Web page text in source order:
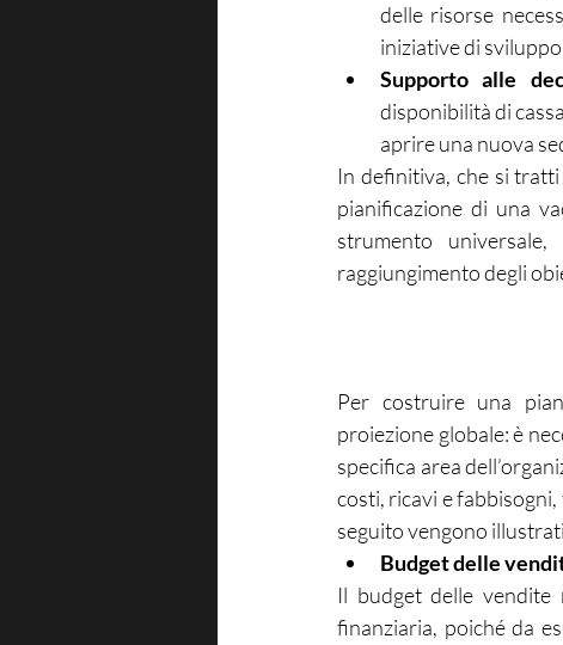
delle risorse
iniziative di
Supporto alle
disponibilità di
aprire una nuova
In definitiva, che si tratti
pianificazione di una
strumento
raggiungimento degli
Per costruire una
proiezione globale: è
specifica area
costi, ricavi e
seguito vengono
Budget delle
Il budget delle vendite
finanziaria, poiché da